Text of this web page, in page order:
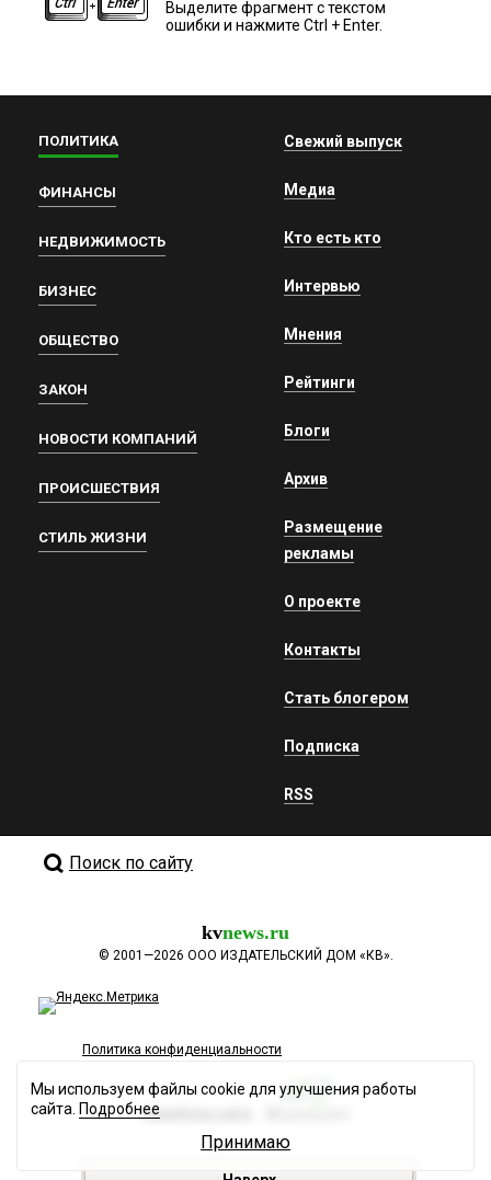
Выделите фрагмент с текстом
ошибки и нажмите Ctrl + Enter.
ПОЛИТИКА
ФИНАНСЫ
НЕДВИЖИМОСТЬ
БИЗНЕС
ОБЩЕСТВО
ЗАКОН
НОВОСТИ КОМПАНИЙ
ПРОИСШЕСТВИЯ
СТИЛЬ ЖИЗНИ
Свежий выпуск
Медиа
Кто есть кто
Интервью
Мнения
Рейтинги
Блоги
Архив
Размещение
рекламы
О проекте
Контакты
Стать блогером
Подписка
RSS
Поиск по сайту
kvnews.ru
© 2001—2026 ООО ИЗДАТЕЛЬСКИЙ ДОМ «КВ».
Политика конфиденциальности
Разработка сайта
Мы используем файлы cookie для улучшения работы
сайта. Подробнее
Принимаю